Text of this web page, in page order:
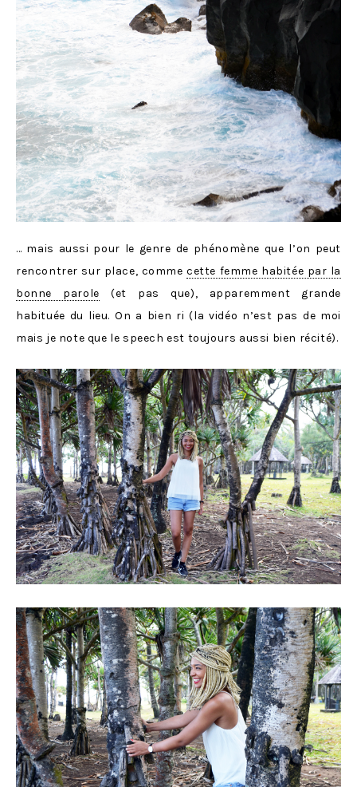
… mais aussi pour le genre de phénomène que l’on peut
rencontrer sur place, commecette femme habitée par la
bonne parole (et pas que), apparemment grande
habituée du lieu. On a bien ri (la vidéo n’est pas de moi
mais je note que le speech est toujours aussi bien récité).